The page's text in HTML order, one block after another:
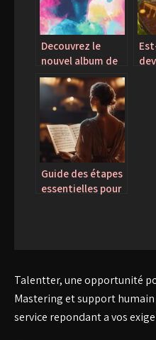
Decouvrez le
nouvel album de
Tragedie ‘Que du
love’ et ses
collaborations
explosives
Guide des étapes
essentielles pour
Navigation
de
l’article
Talentter, une opportunité
Mastering et support
service repondant a vos